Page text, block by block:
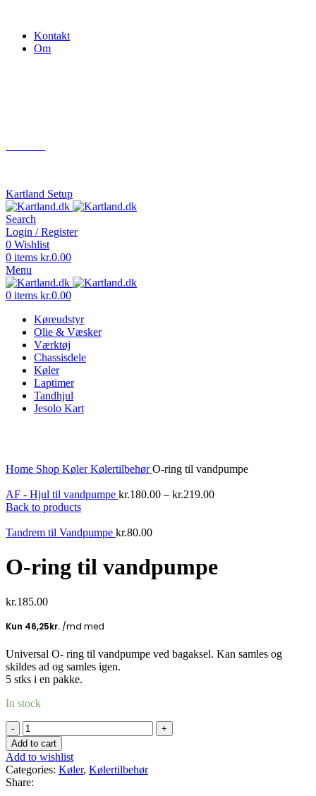
Kontakt
Om
Kartland Setup
Search
Login / Register
0 Wishlist
0 items kr.0.00
Menu
0 items kr.0.00
Køreudstyr
Olie & Væsker
Værktøj
Chassisdele
Køler
Laptimer
Tandhjul
Jesolo Kart
Home Shop KølerKølertilbehørO-ring til vandpumpe
AF - Hjul til vandpumpe kr.180.00 – kr.219.00
Back to products
Tandrem til Vandpumpe kr.80.00
O-ring til vandpumpe
kr.185.00
Universal O- ring til vandpumpe ved bagaksel. Kan samles og
skildes ad og samles igen.
5 stks i en pakke.
In stock
O-
ring
til
vandpumpe
quantity
Add to cart
Add to wishlist
Categories: Køler, Kølertilbehør
Share: